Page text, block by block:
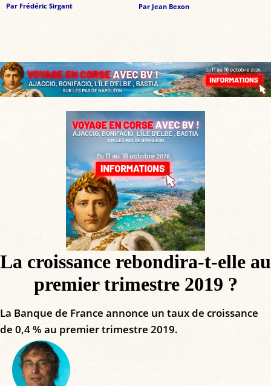
Par Frédéric Sirgant Par Jean Bexon
La croissance rebondira-t-elle au
premier trimestre 2019 ?
La Banque de France annonce un taux de croissance
de 0,4 % au premier trimestre 2019.